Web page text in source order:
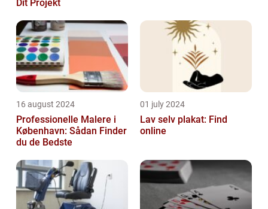
Dit Projekt
16 august 2024
Professionelle Malere i
København: Sådan Finder
du de Bedste
01 july 2024
Lav selv plakat: Find
online